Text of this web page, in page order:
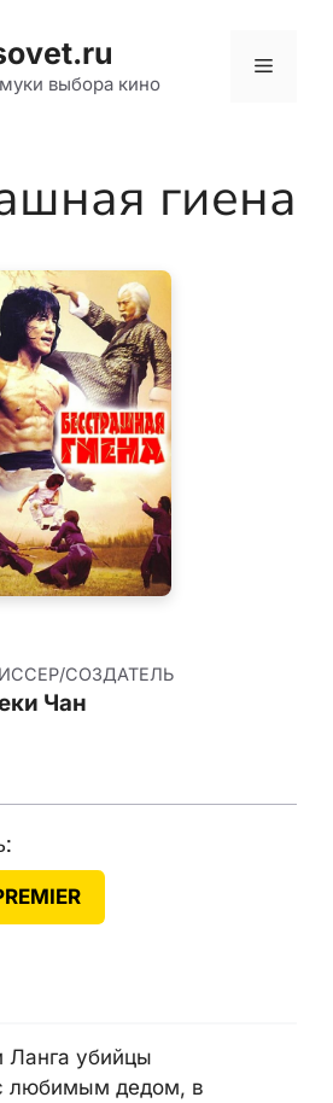
выбора кино
Меню
гиена
СОЗДАТЕЛЬ
Чан
Ланга убийцы
любимым дедом, в